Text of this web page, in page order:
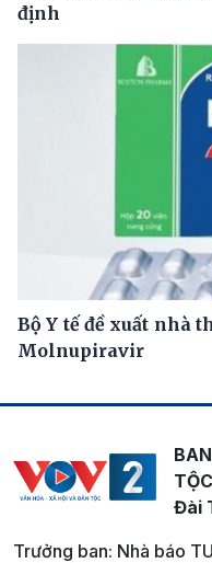
định
Bộ Y tế đề xuất nhà
Molnupiravir
TỘC
Đài
Trưởng ban: Nhà báo